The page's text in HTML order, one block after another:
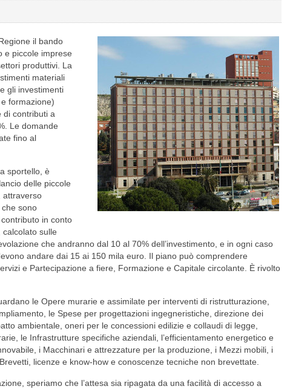
il bando
e piccole imprese
produttivi. La
materiali
gli investimenti
formazione)
di contributi a
Le domande
fino al
sportello, è
delle piccole
attraverso
che sono
in conto
sulle
che andranno dal 10 al 70% dell’investimento, e in ogni caso
andare dai 15 ai 150 mila euro. Il piano può comprendere
e Partecipazione a fiere, Formazione e Capitale circolante. È rivolto
le Opere murarie e assimilate per interventi di ristrutturazione,
le Spese per progettazioni ingegneristiche, direzione dei
ambientale, oneri per le concessioni edilizie e collaudi di legge,
le Infrastrutture specifiche aziendali, l’efficientamento energetico e
i Macchinari e attrezzature per la produzione, i Mezzi mobili, i
licenze e know-how e conoscenze tecniche non brevettate.
speriamo che l’attesa sia ripagata da una facilità di accesso a